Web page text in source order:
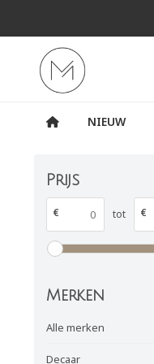
NIEUW
Prijs
€ tot €
Merken
Alle merken
Decaar